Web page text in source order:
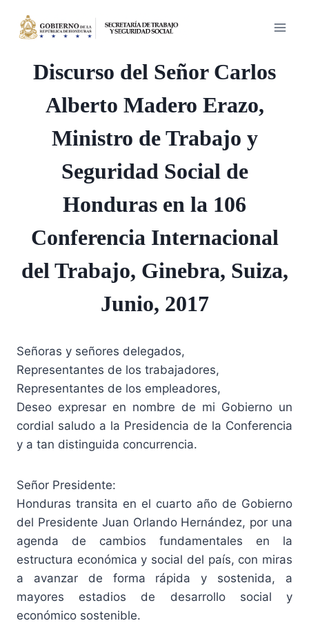
Discurso del Señor Carlos
Alberto Madero Erazo,
Ministro de Trabajo y
Seguridad Social de
Honduras en la 106
Conferencia Internacional
del Trabajo, Ginebra, Suiza,
Junio, 2017
Señoras y señores delegados,
Representantes de los trabajadores,
Representantes de los empleadores,
Deseo expresar en nombre de mi Gobierno un
cordial saludo a la Presidencia de la Conferencia
y a tan distinguida concurrencia.
Señor Presidente:
Honduras transita en el cuarto año de Gobierno
del Presidente Juan Orlando Hernández, por una
agenda de cambios fundamentales en la
estructura económica y social del país, con miras
a avanzar de forma rápida y sostenida, a
mayores estadios de desarrollo social y
económico sostenible.